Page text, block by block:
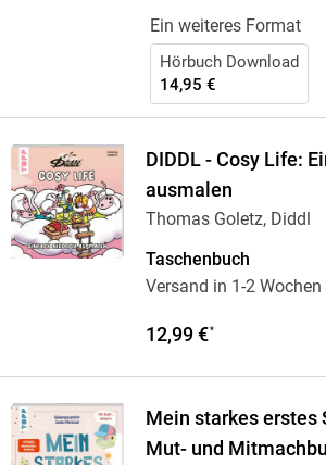
Ein weiteres Format
Hörbuch Download
14,95 €
DIDDL - Cosy Life:
ausmalen
Thomas Goletz, Diddl
Taschenbuch
Versand in 1-2 Wochen
12,99 €*
Mein starkes erstes
Mut- und